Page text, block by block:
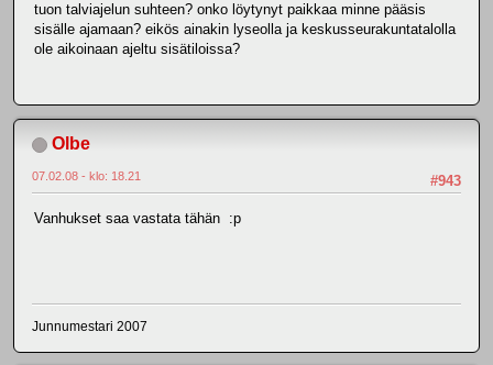
tuon talviajelun suhteen? onko löytynyt paikkaa minne pääsis
sisälle ajamaan? eikös ainakin lyseolla ja keskusseurakuntatalolla
ole aikoinaan ajeltu sisätiloissa?
Olbe
#943
07.02.08 - klo: 18.21
Vanhukset saa vastata tähän :p
Junnumestari 2007